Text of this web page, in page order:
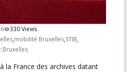
330 Views
,mobilité Bruxelles,STIB,
la France des archives datant